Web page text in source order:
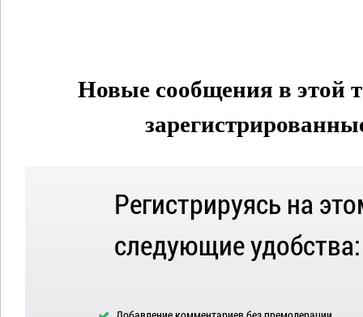
Новые сообщения в этой
Регистрируясь на
следующие удобства: